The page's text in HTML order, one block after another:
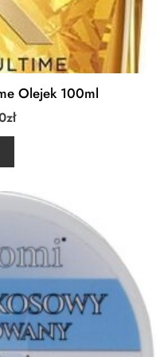
Olejek 100ml
zł